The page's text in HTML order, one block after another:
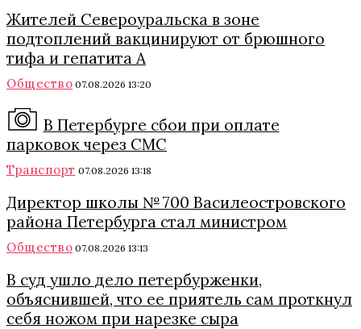
Жителей Североуральска в зоне
подтоплений вакцинируют от брюшного
тифа и гепатита А
Общество 07.08.2026 13:20
В Петербурге сбои при оплате
парковок через СМС
Транспорт 07.08.2026 13:18
Директор школы № 700 Василеостровского
района Петербурга стал министром
Общество 07.08.2026 13:13
В суд ушло дело петербурженки,
объяснившей, что ее приятель сам проткнул
себя ножом при нарезке сыра